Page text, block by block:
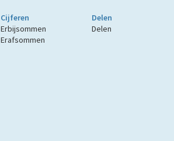
Cijferen
Erbijsommen
Erafsommen
Delen
Delen